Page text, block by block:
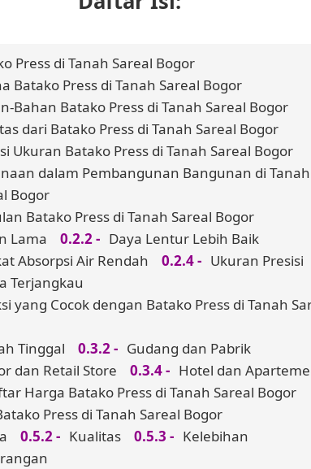
Press di Tanah Sareal Bogor
Batako Press di Tanah Sareal Bogor
Bahan Batako Press di Tanah Sareal Bogor
dari Batako Press di Tanah Sareal Bogor
Ukuran Batako Press di Tanah Sareal Bogor
dalam Pembangunan Bangunan di Tanah
Bogor
Batako Press di Tanah Sareal Bogor
Lama
Daya Lentur Lebih Baik
Absorpsi Air Rendah
Ukuran Presisi
Terjangkau
yang Cocok dengan Batako Press di Tanah
Tinggal
Gudang dan Pabrik
dan Retail Store
Hotel dan
Harga Batako Press di Tanah Sareal Bogor
Press di Tanah Sareal Bogor
Kualitas
Kelebihan